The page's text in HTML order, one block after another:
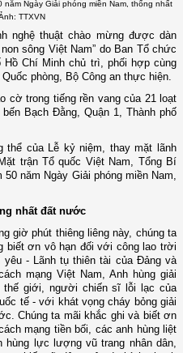
Ngày Giải phóng miền Nam, thống nhất
TTXVN
nghệ thuật chào mừng được dàn
sông Việt Nam” do Ban Tổ chức
Chí Minh chủ trì, phối hợp cùng
phòng, Bộ Công an thực hiện.
cờ trong tiếng rền vang của 21 loạt
Bạch Đằng, Quận 1, Thành phố
thể của Lễ kỷ niệm, thay mặt lãnh
trận Tổ quốc Việt Nam, Tổng Bí
năm Ngày Giải phóng miền Nam,
nhất đất nước
giờ phút thiêng liêng này, chúng ta
biết ơn vô hạn đối với công lao trời
- Lãnh tụ thiên tài của Đảng và
mạng Việt Nam, Anh hùng giải
thế giới, người chiến sĩ lỗi lạc của
tế - với khát vọng cháy bỏng giải
Chúng ta mãi khắc ghi và biết ơn
mạng tiền bối, các anh hùng liệt
hùng lực lượng vũ trang nhân dân,